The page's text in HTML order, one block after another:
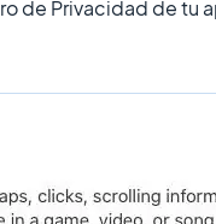
de Privacidad de